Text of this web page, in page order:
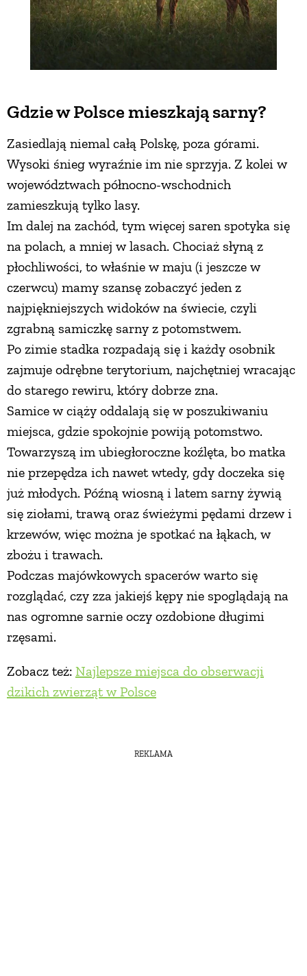
Gdzie w Polsce mieszkają sarny?
Zasiedlają niemal całą Polskę, poza górami.
Wysoki śnieg wyraźnie im nie sprzyja. Z kolei w
województwach północno-wschodnich
zamieszkują tylko lasy.
Im dalej na zachód, tym więcej saren spotyka się
na polach, a mniej w lasach. Chociaż słyną z
płochliwości, to właśnie w maju (i jeszcze w
czerwcu) mamy szansę zobaczyć jeden z
najpiękniejszych widoków na świecie, czyli
zgrabną samiczkę sarny z potomstwem.
Po zimie stadka rozpadają się i każdy osobnik
zajmuje odrębne terytorium, najchętniej wracając
do starego rewiru, który dobrze zna.
Samice w ciąży oddalają się w poszukiwaniu
miejsca, gdzie spokojnie powiją potomstwo.
Towarzyszą im ubiegłoroczne koźlęta, bo matka
nie przepędza ich nawet wtedy, gdy doczeka się
już młodych. Późną wiosną i latem sarny żywią
się ziołami, trawą oraz świeżymi pędami drzew i
krzewów, więc można je spotkać na łąkach, w
zbożu i trawach.
Podczas majówkowych spacerów warto się
rozglądać, czy zza jakiejś kępy nie spoglądają na
nas ogromne sarnie oczy ozdobione długimi
rzęsami.
Zobacz też: Najlepsze miejsca do obserwacji
dzikich zwierząt w Polsce
REKLAMA